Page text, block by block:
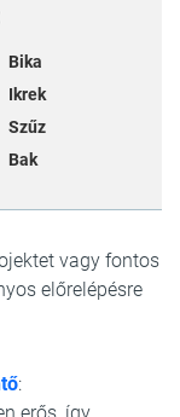
Bika
Ikrek
Szűz
Bak
vagy fontos
előrelépésre
: